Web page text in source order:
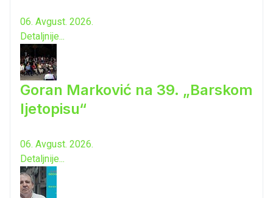
06. Avgust. 2026.
Detaljnije...
Goran Marković na 39. „Barskom
ljetopisu“
06. Avgust. 2026.
Detaljnije...